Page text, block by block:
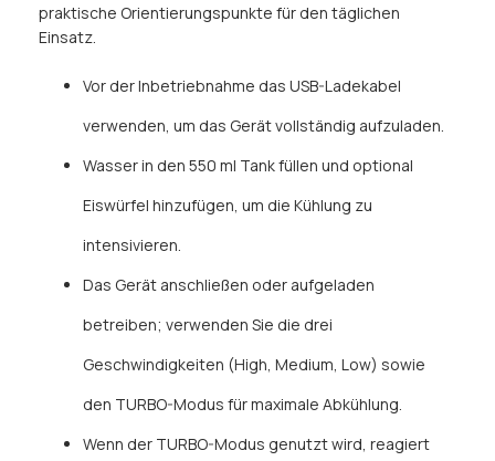
praktische Orientierungspunkte für den täglichen
Einsatz.
Vor der Inbetriebnahme das USB-Ladekabel
verwenden, um das Gerät vollständig aufzuladen.
Wasser in den 550 ml Tank füllen und optional
Eiswürfel hinzufügen, um die Kühlung zu
intensivieren.
Das Gerät anschließen oder aufgeladen
betreiben; verwenden Sie die drei
Geschwindigkeiten (High, Medium, Low) sowie
den TURBO-Modus für maximale Abkühlung.
Wenn der TURBO-Modus genutzt wird, reagiert